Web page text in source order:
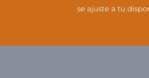
se ajuste a tu